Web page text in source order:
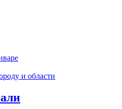
и области